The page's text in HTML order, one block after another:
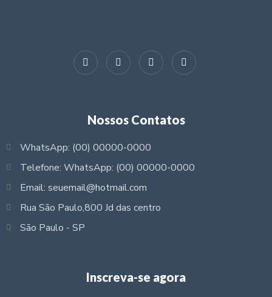
Nossos Contatos
WhatsApp: (00) 00000-0000
Telefone: WhatsApp: (00) 00000-0000
Email: seuemail@hotmail.com
Rua São Paulo,800 Jd das centro
São Paulo - SP
Inscreva-se agora